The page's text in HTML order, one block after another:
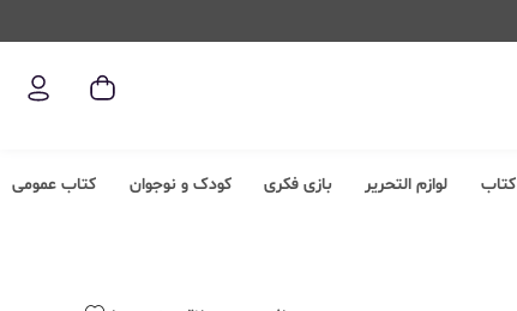
کتاب لوازم التحریر بازی فکری کودک و نوجوان کتاب عمومی